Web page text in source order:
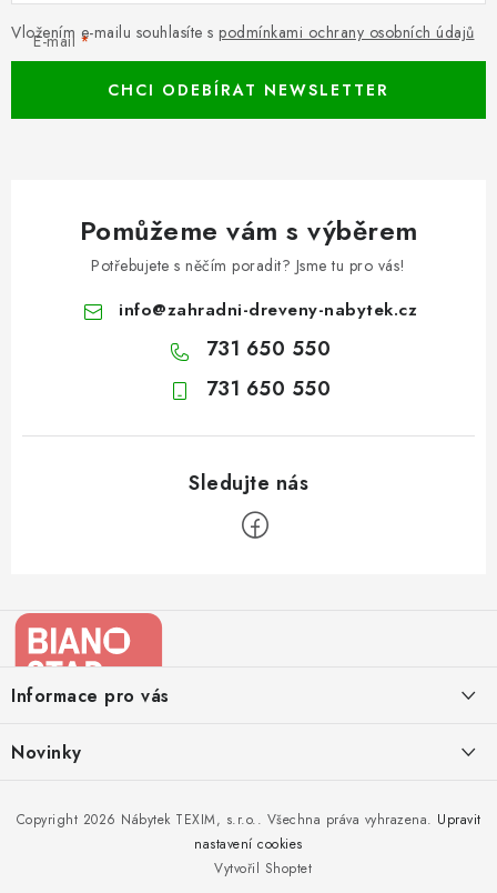
E-mail
Vložením e-mailu souhlasíte s podmínkami ochrany osobních údajů
CHCI ODEBÍRAT NEWSLETTER
Pomůžeme vám s výběrem
Potřebujete s něčím poradit? Jsme tu pro vás!
info@zahradni-dreveny-nabytek.cz
731 650 550
731 650 550
aInformace pro vás
Kontakty
Doprava nábytku k Vám
Novinky
to!
Nakupujte zahradní nábytek i v ziměVytvořil Shoptet
Copyright 2026 Nábytek TEXIM, s.r.o.. Všechna práva vyhrazena. Upravit
nastavení cookies